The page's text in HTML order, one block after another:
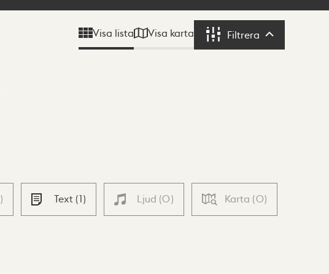
Visa lista Visa karta Filtrera Filtrera
) Text (1) Ljud (0) Karta (0)